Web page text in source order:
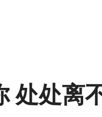
审定核准的国民教育系列高等学
处处离